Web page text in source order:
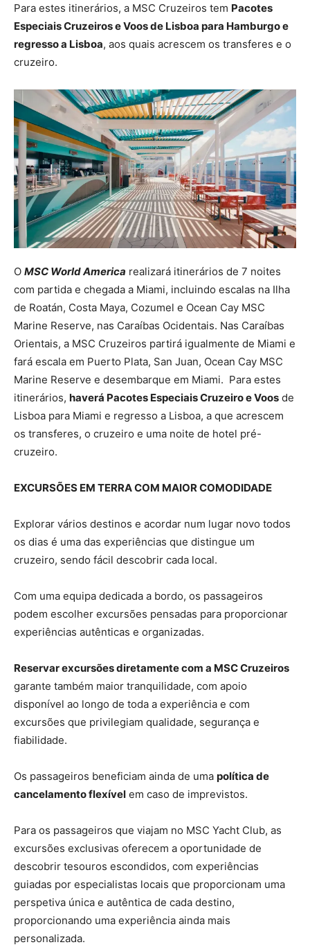
Para estes itinerários, a MSC Cruzeiros tem Pacotes
Especiais Cruzeiros e Voos de Lisboa para Hamburgo e
regresso a Lisboa, aos quais acrescem os transferes e o
cruzeiro.
O MSC World America realizará itinerários de 7 noites
com partida e chegada a Miami, incluindo escalas na Ilha
de Roatán, Costa Maya, Cozumel e Ocean Cay MSC
Marine Reserve, nas Caraíbas Ocidentais. Nas Caraíbas
Orientais, a MSC Cruzeiros partirá igualmente de Miami e
fará escala em Puerto Plata, San Juan, Ocean Cay MSC
Marine Reserve e desembarque em Miami. Para estes
itinerários, haverá Pacotes Especiais Cruzeiro e Voos de
Lisboa para Miami e regresso a Lisboa, a que acrescem
os transferes, o cruzeiro e uma noite de hotel pré-
cruzeiro.
EXCURSÕES EM TERRA COM MAIOR COMODIDADE
Explorar vários destinos e acordar num lugar novo todos
os dias é uma das experiências que distingue um
cruzeiro, sendo fácil descobrir cada local.
Com uma equipa dedicada a bordo, os passageiros
podem escolher excursões pensadas para proporcionar
experiências autênticas e organizadas.
Reservar excursões diretamente com a MSC Cruzeiros
garante também maior tranquilidade, com apoio
disponível ao longo de toda a experiência e com
excursões que privilegiam qualidade, segurança e
fiabilidade.
Os passageiros beneficiam ainda de uma política de
cancelamento flexível em caso de imprevistos.
Para os passageiros que viajam no MSC Yacht Club, as
excursões exclusivas oferecem a oportunidade de
descobrir tesouros escondidos, com experiências
guiadas por especialistas locais que proporcionam uma
perspetiva única e autêntica de cada destino,
proporcionando uma experiência ainda mais
personalizada.